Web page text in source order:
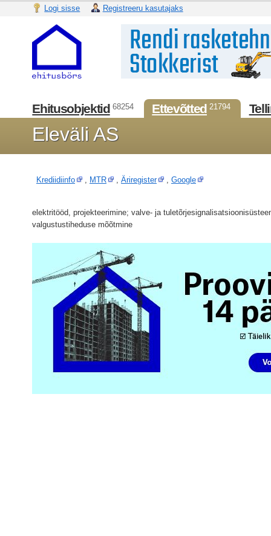
Logi sisse Registreeru kasutajaks
Ehitusobjektid 68254 Ettevõtted 21794
Eleväli AS
Krediidiinfo , MTR , Äriregister , Google
elektritööd, projekteerimine; valve- ja
valgustustiheduse mõõtmine